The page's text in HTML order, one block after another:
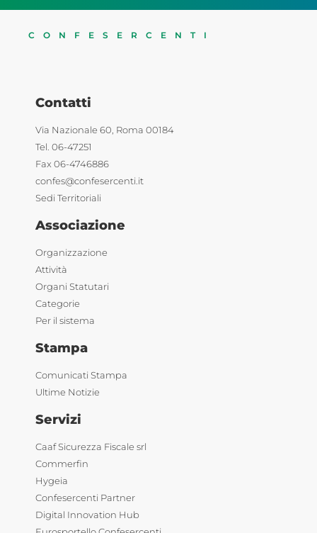
CONFESERCENTI
Contatti
Via Nazionale 60, Roma 00184
Tel. 06-47251
Fax 06-4746886
confes@confesercenti.it
Sedi Territoriali
Associazione
Organizzazione
Attività
Organi Statutari
Categorie
Per il sistema
Stampa
Comunicati Stampa
Ultime Notizie
Servizi
Caaf Sicurezza Fiscale srl
Commerfin
Hygeia
Confesercenti Partner
Digital Innovation Hub